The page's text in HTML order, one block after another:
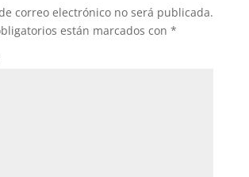
correo electrónico no será publicada.
están marcados con *